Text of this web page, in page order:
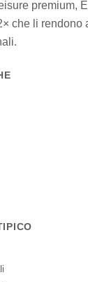
premium,
che li rendono